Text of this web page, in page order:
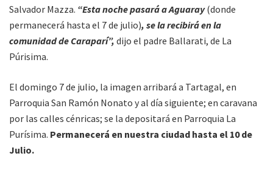
Salvador Mazza. “Esta noche pasará a Aguaray(donde
permanecerá hasta el 7 de julio), se la recibirá en la
comunidad de Caraparí”, dijo el padre Ballarati, de La
Púrisima.
El domingo 7 de julio, la imagen arribará a Tartagal, en
Parroquia San Ramón Nonato y al día siguiente; en caravana
por las calles cénricas; se la depositará en Parroquia La
Purísima. Permanecerá en nuestra ciudad hasta el 10 de
Julio.